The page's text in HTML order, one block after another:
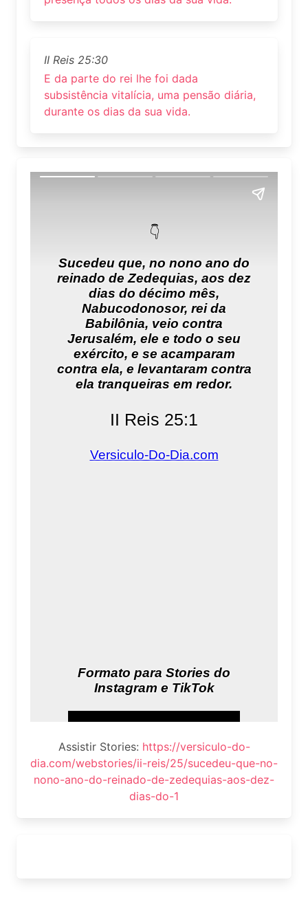
II Reis 25:30
E da parte do rei lhe foi dada
subsistência vitalícia, uma pensão diária,
durante os dias da sua vida.
Assistir Stories: https://versiculo-do-
dia.com/webstories/ii-reis/25/sucedeu-que-no-
nono-ano-do-reinado-de-zedequias-aos-dez-
dias-do-1